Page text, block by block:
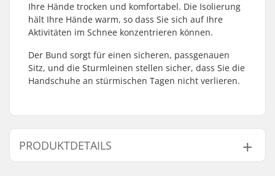
Ihre Hände trocken und komfortabel. Die Isolierung
hält Ihre Hände warm, so dass Sie sich auf Ihre
Aktivitäten im Schnee konzentrieren können.
Der Bund sorgt für einen sicheren, passgenauen
Sitz, und die Sturmleinen stellen sicher, dass Sie die
Handschuhe an stürmischen Tagen nicht verlieren.
PRODUKTDETAILS